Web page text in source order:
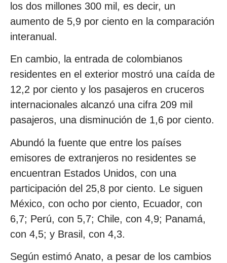
los dos millones 300 mil, es decir, un
aumento de 5,9 por ciento en la comparación
interanual.
En cambio, la entrada de colombianos
residentes en el exterior mostró una caída de
12,2 por ciento y los pasajeros en cruceros
internacionales alcanzó una cifra 209 mil
pasajeros, una disminución de 1,6 por ciento.
Abundó la fuente que entre los países
emisores de extranjeros no residentes se
encuentran Estados Unidos, con una
participación del 25,8 por ciento. Le siguen
México, con ocho por ciento, Ecuador, con
6,7; Perú, con 5,7; Chile, con 4,9; Panamá,
con 4,5; y Brasil, con 4,3.
Según estimó Anato, a pesar de los cambios